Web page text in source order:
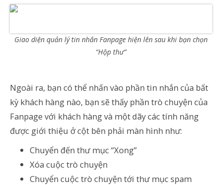
Giao diện quản lý tin nhắn Fanpage hiện lên sau khi bạn chọn
“Hộp thư”
Ngoài ra, bạn có thể nhấn vào phần tin nhắn của bất
kỳ khách hàng nào, bạn sẽ thấy phần trò chuyện của
Fanpage với khách hàng và một dãy các tính năng
được giới thiệu ở cột bên phải màn hình như:
Chuyển đến thư mục “Xong”
Xóa cuộc trò chuyện
Chuyển cuộc trò chuyện tới thư mục spam